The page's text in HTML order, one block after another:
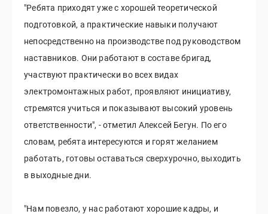
"Ребята приходят уже с хорошей теоретической
подготовкой, а практические навыки получают
непосредственно на производстве под руководством
наставников. Они работают в составе бригад,
участвуют практически во всех видах
электромонтажных работ, проявляют инициативу,
стремятся учиться и показывают высокий уровень
ответственности", - отметил Алексей Бегун. По его
словам, ребята интересуются и горят желанием
работать, готовы оставаться сверхурочно, выходить
в выходные дни.
"Нам повезло, у нас работают хорошие кадры, и